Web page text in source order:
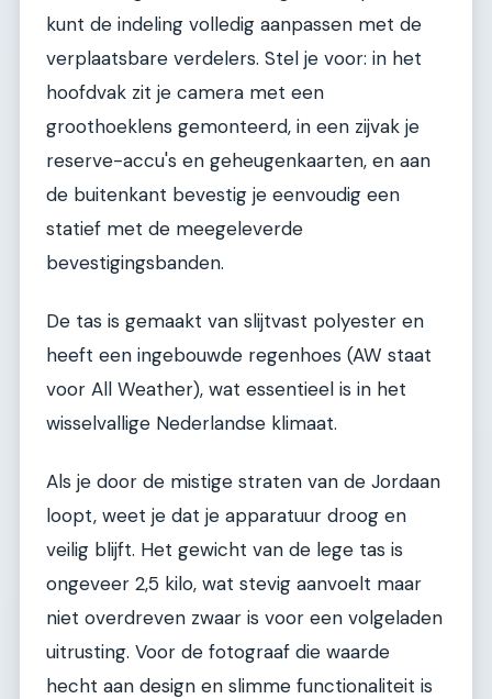
kunt de indeling volledig aanpassen met de
verplaatsbare verdelers. Stel je voor: in het
hoofdvak zit je camera met een
groothoeklens gemonteerd, in een zijvak je
reserve-accu's en geheugenkaarten, en aan
de buitenkant bevestig je eenvoudig een
statief met de meegeleverde
bevestigingsbanden.
De tas is gemaakt van slijtvast polyester en
heeft een ingebouwde regenhoes (AW staat
voor All Weather), wat essentieel is in het
wisselvallige Nederlandse klimaat.
Als je door de mistige straten van de Jordaan
loopt, weet je dat je apparatuur droog en
veilig blijft. Het gewicht van de lege tas is
ongeveer 2,5 kilo, wat stevig aanvoelt maar
niet overdreven zwaar is voor een volgeladen
uitrusting. Voor de fotograaf die waarde
hecht aan design en slimme functionaliteit is